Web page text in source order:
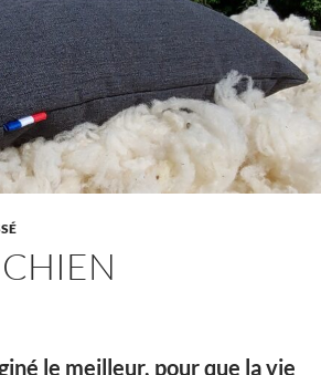
le meilleur, pour que la vie